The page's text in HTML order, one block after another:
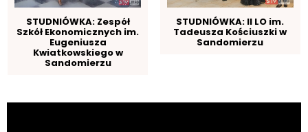
STUDNIÓWKA: Zespół
Szkół Ekonomicznych im.
Eugeniusza
Kwiatkowskiego w
Sandomierzu
STUDNIÓWKA: II LO im.
Tadeusza Kościuszki w
Sandomierzu